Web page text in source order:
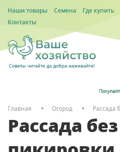
Наши товары Семена Где купить
Контакты
Главная Огород Рассада
Рассада без